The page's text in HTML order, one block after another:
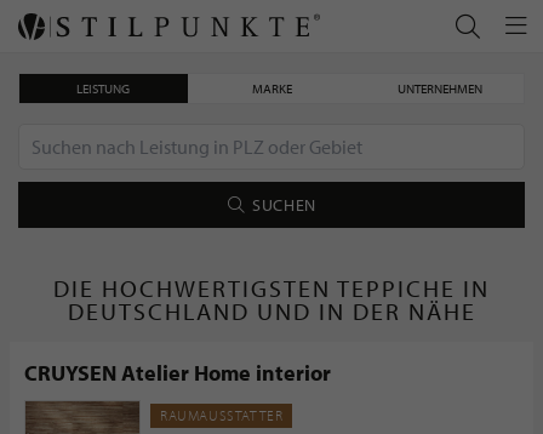
LEISTUNG MARKE UNTERNEHMEN
SUCHEN
DIE HOCHWERTIGSTEN TEPPICHE IN
DEUTSCHLAND UND IN DER NÄHE
CRUYSEN Atelier Home interior
RAUMAUSSTATTER